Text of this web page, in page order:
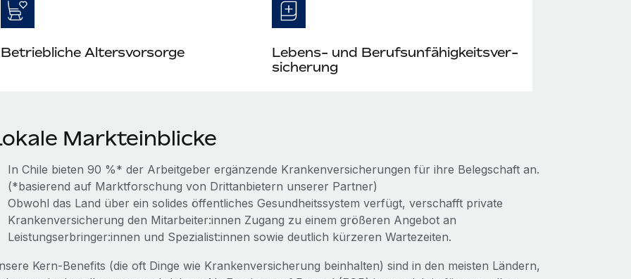
Betriebliche Altersvorsorge
Lebens- und Berufs­unfähig­keits­ver­
sicherung
Markteinblicke
In Chile bieten 90 %* der Arbeitgeber ergänzende Kranken­versicherungen für ihre Belegschaft an.
(*basierend auf Marktforschung von Drittanbietern unserer Partner)
Obwohl das Land über ein solides öffentliches Gesundheitssystem verfügt, verschafft private
Kranken­versicherung den Mitarbeiter:innen Zugang zu einem größeren Angebot an
Leistungserbringer:innen und Spezialist:innen sowie deutlich kürzeren Wartezeiten.
Kern‑Benefits (die oft Dinge wie Krankenversicherung beinhalten) sind in den meisten Ländern,